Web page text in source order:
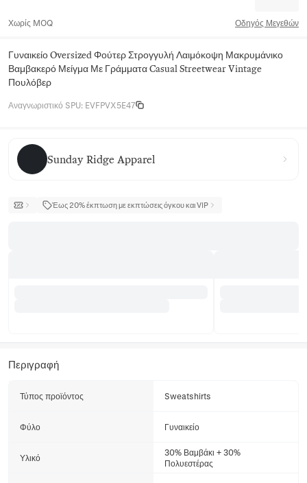
Χωρίς MOQ Οδηγός Μεγεθών
Γυναικείο Oversized Φούτερ Στρογγυλή Λαιμόκοψη Μακρυμάνικο
Βαμβακερό Μείγμα Με Γράμματα Casual Streetwear Vintage
Πουλόβερ
Αναγνωριστικό SPU: EVFPVX5E47
Sunday Ridge Apparel
Sunday Ridge Apparel
Έως 20% έκπτωση με εκπτώσεις όγκου και VIP
Περιγραφή
Τύπος προϊόντος Sweatshirts
Φύλο Γυναικείο
Υλικό
30% Βαμβάκι + 30%
Πολυεστέρας